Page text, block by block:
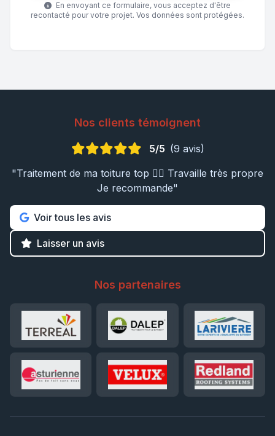
En envoyant ce formulaire, vous acceptez d'être
recontacté pour votre projet. Vos données sont protégées.
Nos clients témoignent
5/5 (9 avis)
"Traitement de ma toiture top 👍🏼 Travaille très propre
Je recommande"
Voir tous les avis
Laisser un avis
Nos partenaires